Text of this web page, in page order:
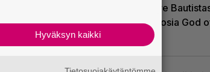
Huhu: Dave
uutta Kratosia God
pääosaan
Hyväksyn kaikki